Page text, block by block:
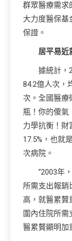
群眾醫療需求
大力度醫保基
保證。
居平易近
據統計，
84.2億人次，
次。全國醫療
瓶！你的傻氣
力學抗衡！財
17.5%，也就
次病院。
“2003年
所需支出報銷
高，就醫累贅
圍內住院所需
醫累贅顯明加